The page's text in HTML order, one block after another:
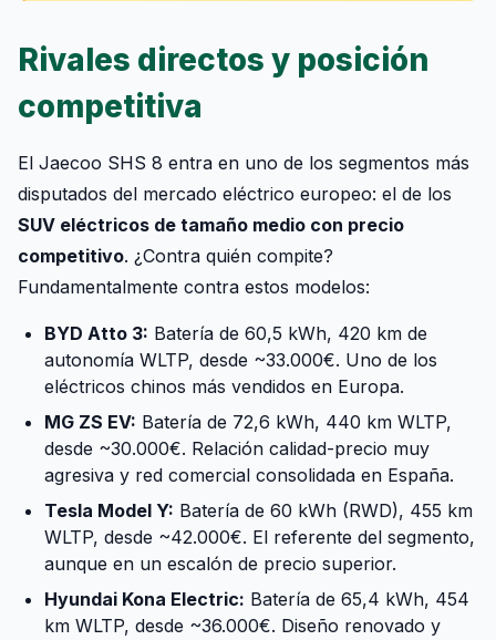
Rivales directos y posición
competitiva
El Jaecoo SHS 8 entra en uno de los segmentos más
disputados del mercado eléctrico europeo: el de los
SUV eléctricos de tamaño medio con precio
competitivo. ¿Contra quién compite?
Fundamentalmente contra estos modelos:
BYD Atto 3: Batería de 60,5 kWh, 420 km de
autonomía WLTP, desde ~33.000€. Uno de los
eléctricos chinos más vendidos en Europa.
MG ZS EV: Batería de 72,6 kWh, 440 km WLTP,
desde ~30.000€. Relación calidad-precio muy
agresiva y red comercial consolidada en España.
Tesla Model Y: Batería de 60 kWh (RWD), 455 km
WLTP, desde ~42.000€. El referente del segmento,
aunque en un escalón de precio superior.
Hyundai Kona Electric: Batería de 65,4 kWh, 454
km WLTP, desde ~36.000€. Diseño renovado y